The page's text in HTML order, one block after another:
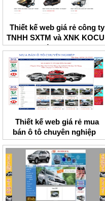
Thiết kế web giá rẻ công ty
TNHH SXTM và XNK KOCU
Việt Nam
Thiết kế web giá rẻ mua
bán ô tô chuyên nghiệp